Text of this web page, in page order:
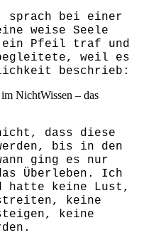
sprach bei einer
weise Seele
ein Pfeil traf und
begleitete, weil es
beschrieb:
NichtWissen – das
dass diese
bis in den
ging es nur
Überleben. Ich
hatte keine Lust,
keine
keine